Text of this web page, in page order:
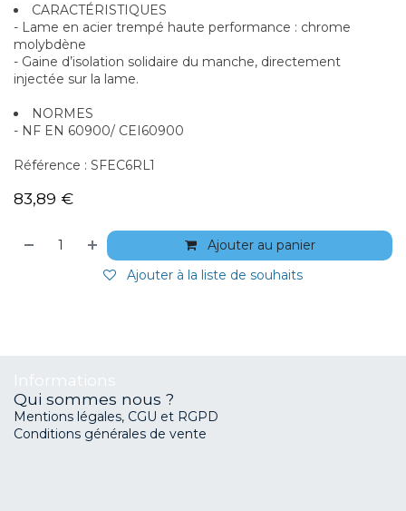
CARACTÉRISTIQUES
- Lame en acier trempé haute performance : chrome
molybdène
- Gaine d’isolation solidaire du manche, directement
injectée sur la lame.
NORMES
- NF EN 60900/ CEI60900
Référence : SFEC6RL1
83,89 €
Ajouter au panier
Ajouter à la liste de souhaits
Qui sommes nous ?
Mentions légales, CGU et RGPD
Conditions générales de vente